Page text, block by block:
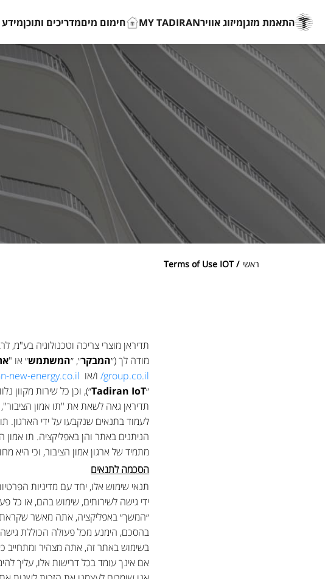
התאמת מזגןמיזוג אווירMY TADIRAN חימום מיםמדריכים ותוכן
ראשי / Terms of Use IOT
תדיראן מוצרי צריכה וטכנולוגיה
מודה לך (״המבקר״, ״המשתמש״ או "
group.co.il/ ו/או new-energy.co.il/
״Tadiran IoT״), וכן כל שירות מקוון
תדיראן גאה לשאת את "תו אמון הציבור",
לעמוד בתנאים שנקבעו על ידי הארגון.
הניתנים באתר והן באפליקציה. תו
מתמיד של ארגון אמון הציבור, וכי היא
הסכמה לתנאים
תנאי שימוש אלו, יחד עם מדיניות
ידי גישה לשירותים, שימוש בהם, או
״המשך״ באפליקציה, אתה מאשר
בהסכם, הימנע מכל פעולה הכוללת
בשימוש באתר זה, אתה מצהיר ומתחייב
אם אינך עומד בכל דרישות אלו, עליך